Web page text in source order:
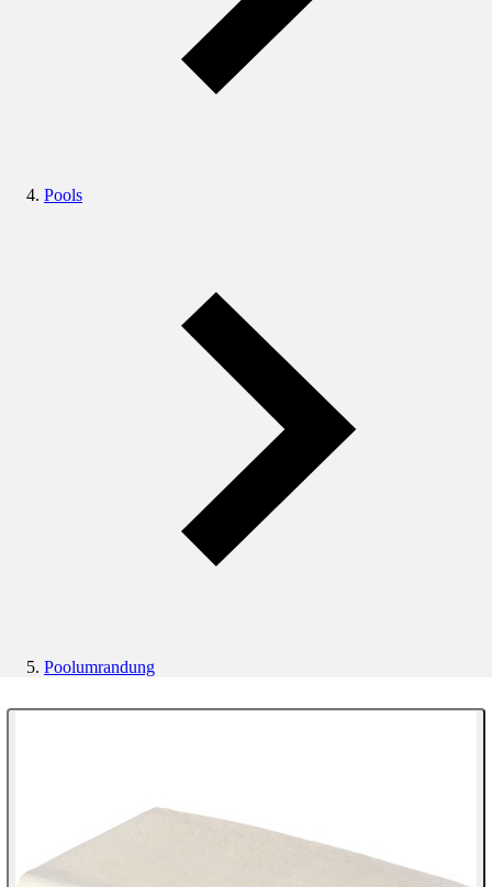
Pools
Poolumrandung